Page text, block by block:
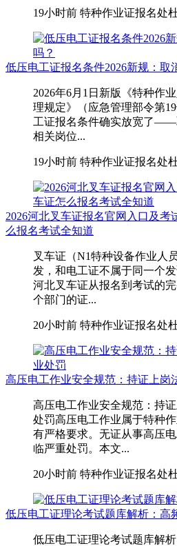
19小时前 特种作业证报名处
低压电工证报名条件2026新规：取
2026年6月1日新版《特种作
理规定》（应急管理部令第
工证报名条件确实放宽了——
相关岗位...
19小时前 特种作业证报名处
2026河北叉车证报名官网入口及考
么报名考试全知道
叉车证（N1特种设备作业人
发，和电工证不属于同一个
河北叉车证从报名到考试的
个部门的证...
20小时前 特种作业证报名处
高压电工作业安全规范：持证上岗
高压电工作业安全规范：持
处罚高压电工作业属于特种
有严格要求。无证从事高压
临严重处罚。本文...
20小时前 特种作业证报名处
低压电工证理论考试题库解析：高
低压电工证理论考试题库解